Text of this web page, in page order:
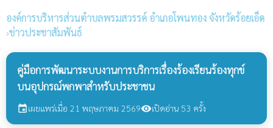
องค์การบริหารส่วนตำบลพรมสวรรค์ อำเภอโพนทอง จังหวัดร้อยเอ็ด
›ข่าวประชาสัมพันธ์
คู่มือการพัฒนาระบบงานการบริการเรื่องร้องเรียนร้องทุกข์
บนอุปกรณ์พกพาสำหรับประชาชน
eventเผยแพร่เมื่อ 21 พฤษภาคม 2569visibilityเปิดอ่าน 53 ครั้ง